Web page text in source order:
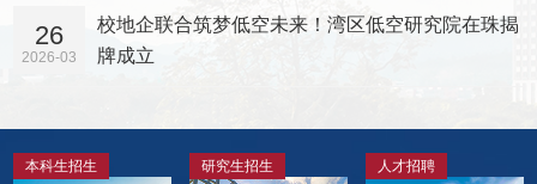
26
2026-03
校地企联合筑梦低空未来！湾区低空研究院在珠揭
牌成立
本科生招生 研究生招生 人才招聘